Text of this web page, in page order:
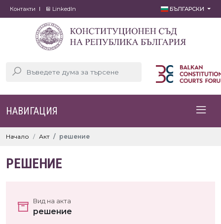
Контакти LinkedIn БЪЛГАРСКИ
НАВИГАЦИЯ
Начало Акт решение
РЕШЕНИЕ
Вид на акта
решение